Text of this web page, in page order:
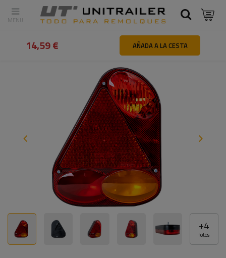
Atrás Inicio Iluminación y sistemas eléctricos Luces traseras
+4
fotos
14,59 € AÑADA A LA CESTA